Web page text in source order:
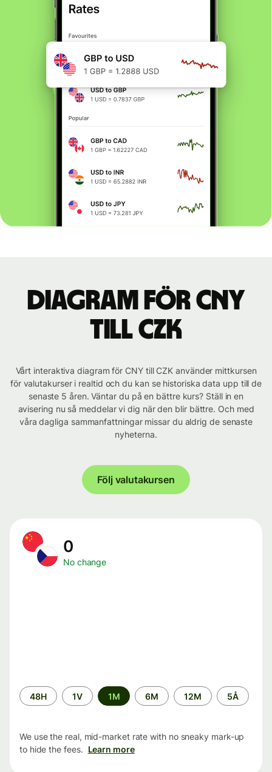
Diagram för CNY
till CZK
Vårt interaktiva diagram för CNY till CZK använder mittkursen
för valutakurser i realtid och du kan se historiska data upp till de
senaste 5 åren. Väntar du på en bättre kurs? Ställ in en
avisering nu så meddelar vi dig när den blir bättre. Och med
våra dagliga sammanfattningar missar du aldrig de senaste
nyheterna.
Följ valutakursen
0
No change
Time
period
48H 1V 1M 6M 12M 5Å
We use the real, mid-market rate with no sneaky mark-up
to hide the fees. Learn more